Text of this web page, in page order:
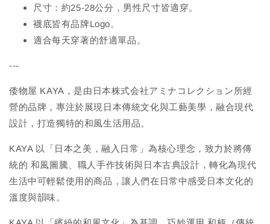
尺寸：約25-28公分，男性尺寸皆適穿。
襪底皆有品牌Logo。
適合每天穿著的舒適單品。
---
倭物屋 KAYA，是由日本株式会社アミナコレクション所經
營的品牌，專注於展現日本傳統文化與工藝美學，融合現代
設計，打造獨特的和風生活用品。
KAYA 以「日本之美，融入日常」為核心理念，致力於將傳
統的 和風圖騰、職人手作技術與日本古典設計，轉化為現代
生活中可輕鬆使用的商品，讓人們在日常中感受日本文化的
溫度與韻味。